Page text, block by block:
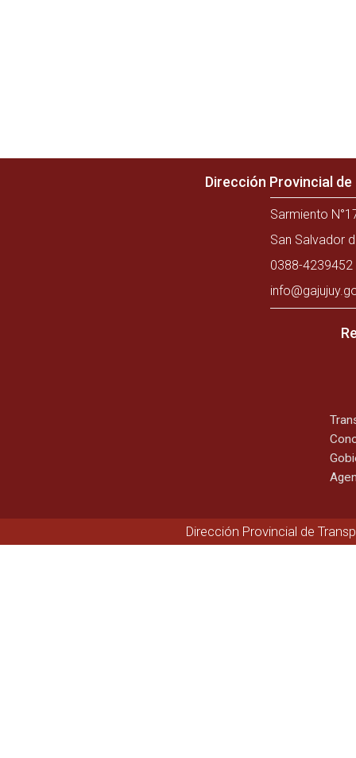
Dirección Provincial
Sarmiento
San Salvador
0388-
Dirección Provincial de